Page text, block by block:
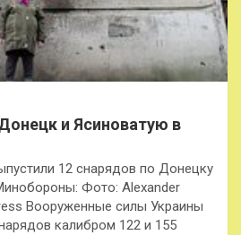
и Ясиноватую в
12 снарядов по Донецку
Фото: Alexander
Вооруженные силы Украины
калибром 122 и 155